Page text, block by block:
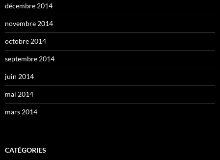
décembre 2014
novembre 2014
octobre 2014
septembre 2014
juin 2014
mai 2014
mars 2014
CATÉGORIES